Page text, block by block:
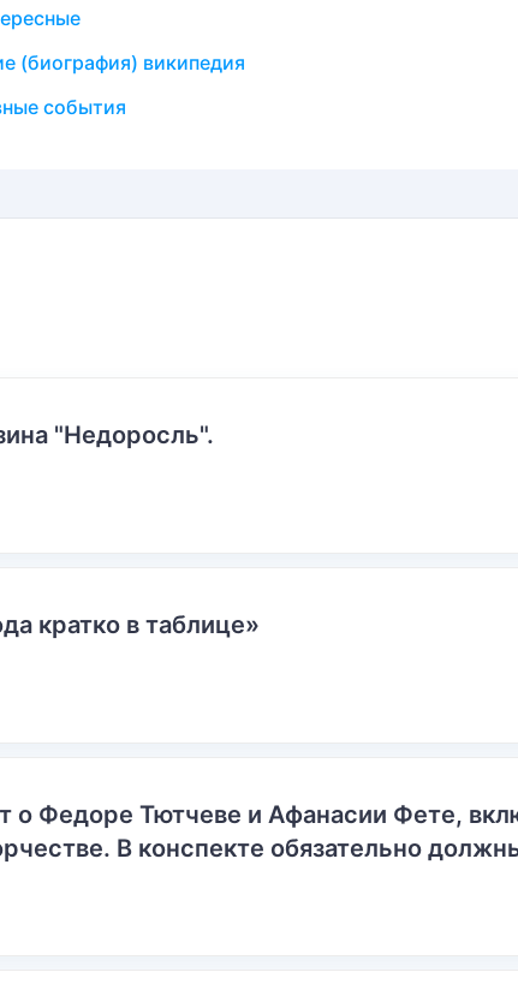
(биография) википедия
события
"Недоросль".
кратко в таблице»
о Федоре Тютчеве и Афанасии Фете,
В конспекте обязательно